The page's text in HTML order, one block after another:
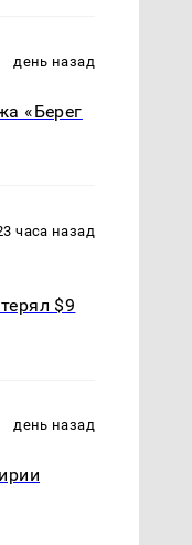
России
день назад
«Берег
часа назад
$9
день назад